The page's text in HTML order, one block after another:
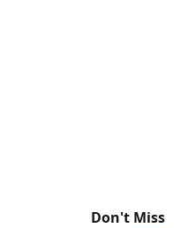
Don't Miss